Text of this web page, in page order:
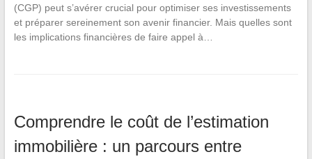
(CGP) peut s’avérer crucial pour optimiser ses investissements
et préparer sereinement son avenir financier. Mais quelles sont
les implications financières de faire appel à…
Comprendre le coût de l’estimation
immobilière : un parcours entre